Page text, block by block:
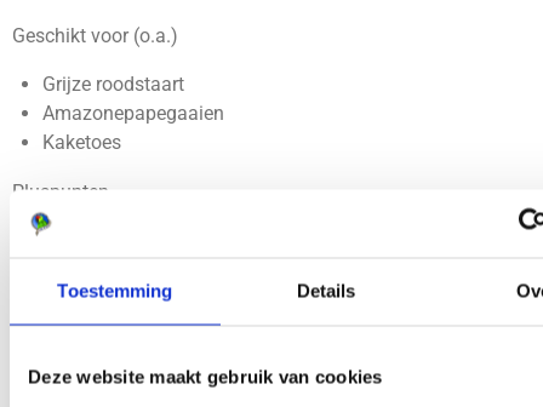
Toestemming Details
Deze website maakt gebruik van cookies
Geschikt voor (o.a.)
Grijze roodstaart
Amazonepapegaaien
Kaketoes
Pluspunten
Metalen beugel voor extra stevige ophanging
Quilink: ophangen/verplaatsen zonder gereedschap